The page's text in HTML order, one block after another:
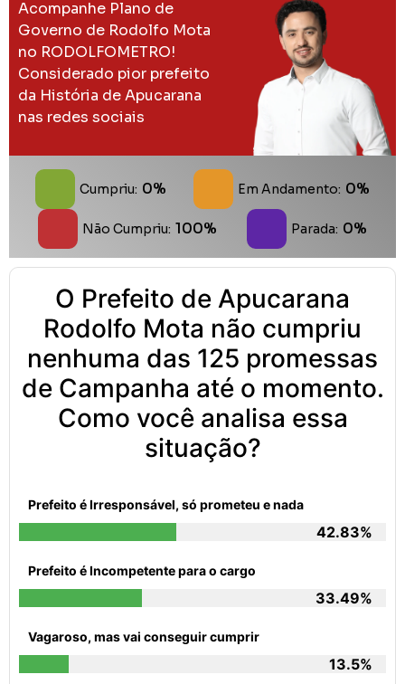
Acompanhe Plano de
Governo de Rodolfo Mota
no RODOLFOMETRO!
Considerado pior prefeito
da História de Apucarana
nas redes sociais
Cumpriu: 0% Em Andamento: 0%
Não Cumpriu: 100% Parada: 0%
O Prefeito de Apucarana
Rodolfo Mota não cumpriu
nenhuma das 125 promessas
de Campanha até o momento.
Como você analisa essa
situação?
Prefeito é Irresponsável, só prometeu e nada
42.83%
Prefeito é Incompetente para o cargo
33.49%
Vagaroso, mas vai conseguir cumprir
13.5%